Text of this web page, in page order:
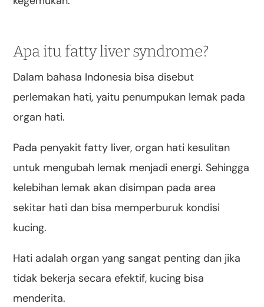
Apa itu fatty liver syndrome?
Dalam bahasa Indonesia bisa disebut
perlemakan hati, yaitu penumpukan lemak pada
organ hati.
Pada penyakit fatty liver, organ hati kesulitan
untuk mengubah lemak menjadi energi. Sehingga
kelebihan lemak akan disimpan pada area
sekitar hati dan bisa memperburuk kondisi
kucing.
Hati adalah organ yang sangat penting dan jika
tidak bekerja secara efektif, kucing bisa
menderita.